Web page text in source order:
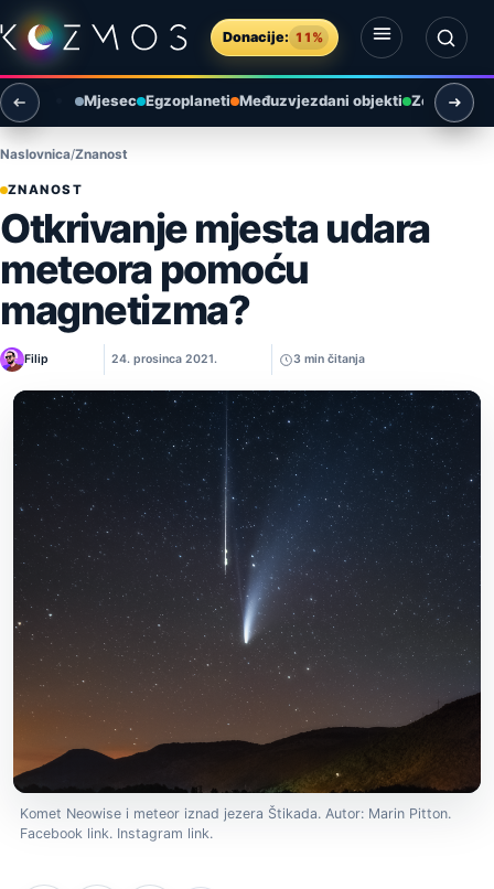
Preskoči na sadržaj
Donacije: 11%
Otvori izbornik
Otvori pretragu
Mjesec Egzoplaneti Međuzvjezdani objekti Zemlja i
Naslovnica Znanost
ZNANOST
Otkrivanje mjesta udara
meteora pomoću
magnetizma?
Filip 24. prosinca 2021. 3 min čitanja
Komet Neowise i meteor iznad jezera Štikada. Autor: Marin Pitton.
Facebook link. Instagram link.